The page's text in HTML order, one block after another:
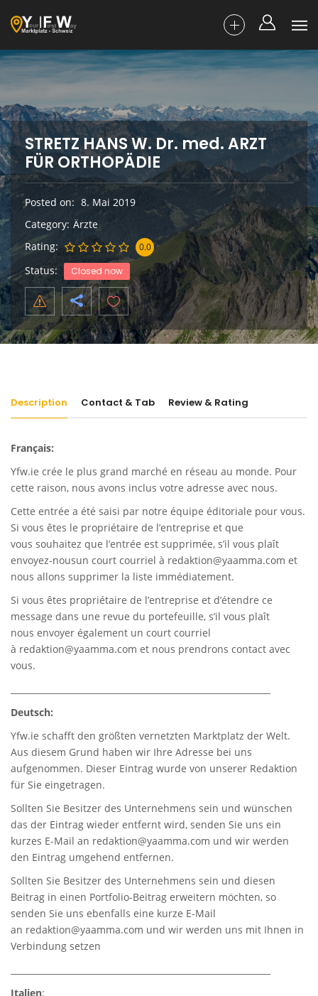
STRETZ HANS W. Dr. med. ARZT
FÜR ORTHOPÄDIE
Posted on
8. Mai 2019
Category Ärzte
Rating
0.0
Status Closed now
Description Contact & Tab Review & Rating
Français:
Yfw.ie crée le plus grand marché en réseau au monde. Pour
cette raison, nous avons inclus votre adresse avec nous.
Cette entrée a été saisi par notre équipe éditoriale pour vous.
Si vous êtes le propriétaire de l’entreprise et que
vous souhaitez que l’entrée est supprimée, s’il vous plaît
envoyez-nousun court courriel à redaktion@yaamma.com et
nous allons supprimer la liste immédiatement.
Si vous êtes propriétaire de l’entreprise et d’étendre ce
message dans une revue du portefeuille, s’il vous plaît
nous envoyer également un court courriel
à redaktion@yaamma.com et nous prendrons contact avec
vous.
Deutsch:
Yfw.ie schafft den größten vernetzten Marktplatz der Welt.
Aus diesem Grund haben wir Ihre Adresse bei uns
aufgenommen. Dieser Eintrag wurde von unserer Redaktion
für Sie eingetragen.
Sollten Sie Besitzer des Unternehmens sein und wünschen
das der Eintrag wieder entfernt wird, senden Sie uns ein
kurzes E-Mail an redaktion@yaamma.com und wir werden
den Eintrag umgehend entfernen.
Sollten Sie Besitzer des Unternehmens sein und diesen
Beitrag in einen Portfolio-Beitrag erweitern möchten, so
senden Sie uns ebenfalls eine kurze E-Mail
an redaktion@yaamma.com und wir werden uns mit Ihnen in
Verbindung setzen
Italien: